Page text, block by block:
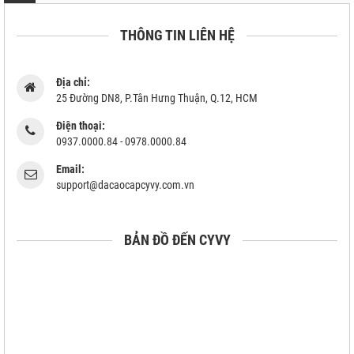
THÔNG TIN LIÊN HỆ
Địa chỉ:
25 Đường DN8, P.Tân Hưng Thuận, Q.12, HCM
Điện thoại:
0937.0000.84 - 0978.0000.84
Email:
support@dacaocapcyvy.com.vn
BẢN ĐỒ ĐẾN CYVY